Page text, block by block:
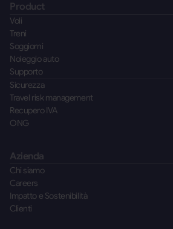
Product
Voli
Treni
Soggiorni
Noleggio auto
Supporto
Sicurezza
Travel risk management
Recupero IVA
ONG
Azienda
Chi siamo
Careers
Impatto e Sostenibilità
Clienti